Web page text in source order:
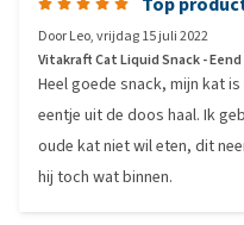
DoorLeo,vrijdag 15 juli 2022
Vitakraft Cat Liquid Snack -
Heel goede snack, mijn kat
eentje uit de doos haal. Ik
oude kat niet wil eten, dit
hij toch wat binnen.